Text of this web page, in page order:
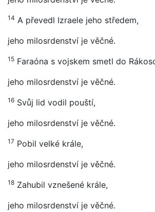
14 A převedl Izraele jeho středem,
jeho milosrdenství je věčné.
15 Faraóna s vojskem smetl do
jeho milosrdenství je věčné.
16 Svůj lid vodil pouští,
jeho milosrdenství je věčné.
17 Pobil velké krále,
jeho milosrdenství je věčné.
18 Zahubil vznešené krále,
jeho milosrdenství je věčné.